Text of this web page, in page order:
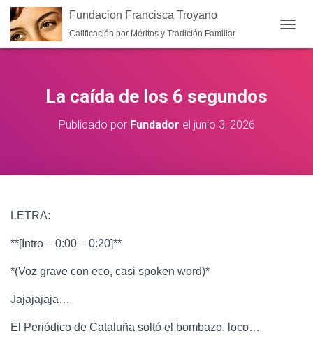
Fundacion Francisca Troyano
Calificación por Méritos y Tradición Familiar
La caída de los 6 segundos
Publicado por Fundador el junio 3, 2026
LETRA:
**[Intro – 0:00 – 0:20]**
*(Voz grave con eco, casi spoken word)*
Jajajajaja…
El Periódico de Cataluña soltó el bombazo, loco…